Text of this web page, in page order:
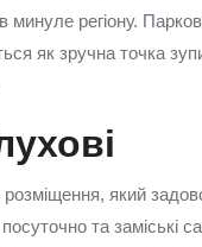
минуле регіону.
як зручна точка
який
та